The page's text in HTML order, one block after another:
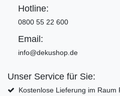
Hotline:
0800 55 22 600
Email:
info@dekushop.de
Unser Service für Sie:
Kostenlose Lieferung im Raum